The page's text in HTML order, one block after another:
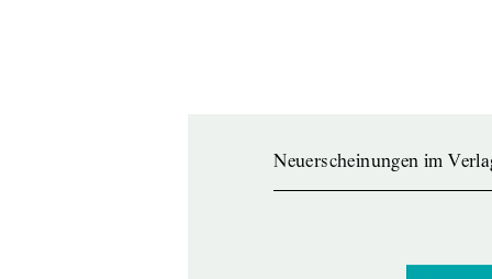
Neuerscheinungen im